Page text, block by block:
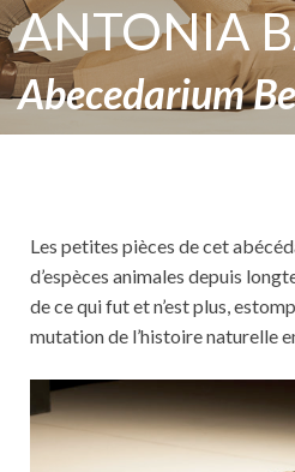
ANTONIA
Abecedarium
Les petites pièces de cet
d’espèces animales depuis
de ce qui fut et n’est plus,
mutation de l’histoire naturelle